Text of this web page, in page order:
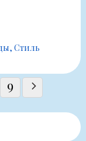
Стиль
9